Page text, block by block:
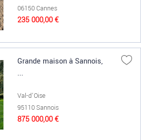
06150 Cannes
235 000,00 €
Grande maison à Sannois,
...
Val-d'Oise
95110 Sannois
875 000,00 €